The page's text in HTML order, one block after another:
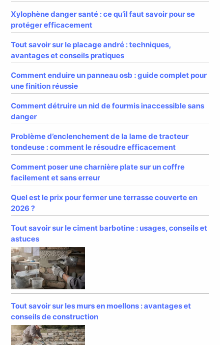
Xylophène danger santé : ce qu’il faut savoir pour se
protéger efficacement
Tout savoir sur le placage andré : techniques,
avantages et conseils pratiques
Comment enduire un panneau osb : guide complet pour
une finition réussie
Comment détruire un nid de fourmis inaccessible sans
danger
Problème d’enclenchement de la lame de tracteur
tondeuse : comment le résoudre efficacement
Comment poser une charnière plate sur un coffre
facilement et sans erreur
Quel est le prix pour fermer une terrasse couverte en
2026 ?
Tout savoir sur le ciment barbotine : usages, conseils et
astuces
Tout savoir sur les murs en moellons : avantages et
conseils de construction